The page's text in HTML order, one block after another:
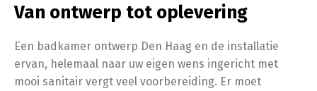
Van ontwerp tot oplevering
Een badkamer ontwerp Den Haag en de installatie
ervan, helemaal naar uw eigen wens ingericht met
mooi sanitair vergt veel voorbereiding. Er moet